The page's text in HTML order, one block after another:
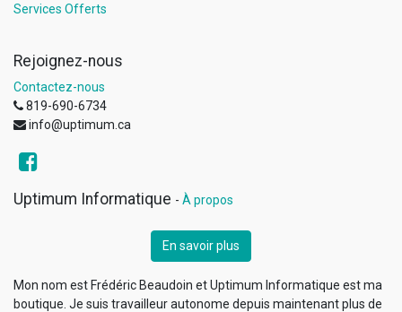
Services Offerts
Rejoignez-nous
Contactez-nous
819-690-6734
info@uptimum.ca
Uptimum Informatique - À propos
En savoir plus
Mon nom est Frédéric Beaudoin et Uptimum Informatique est ma
boutique. Je suis travailleur autonome depuis maintenant plus de